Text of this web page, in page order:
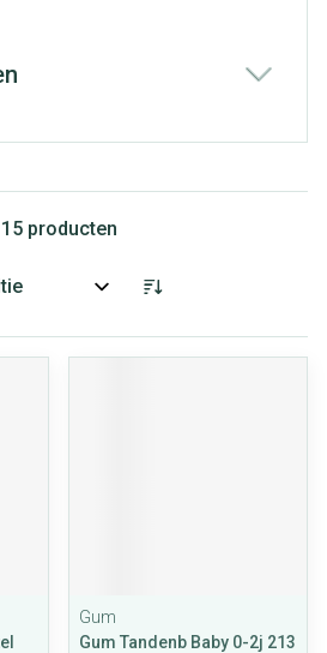
15producten
op:
Gum
Gum Tandenb Baby 0-2j 213